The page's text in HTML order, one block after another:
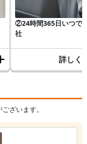
ざいます。
②24時間365日いつで
社
詳しく